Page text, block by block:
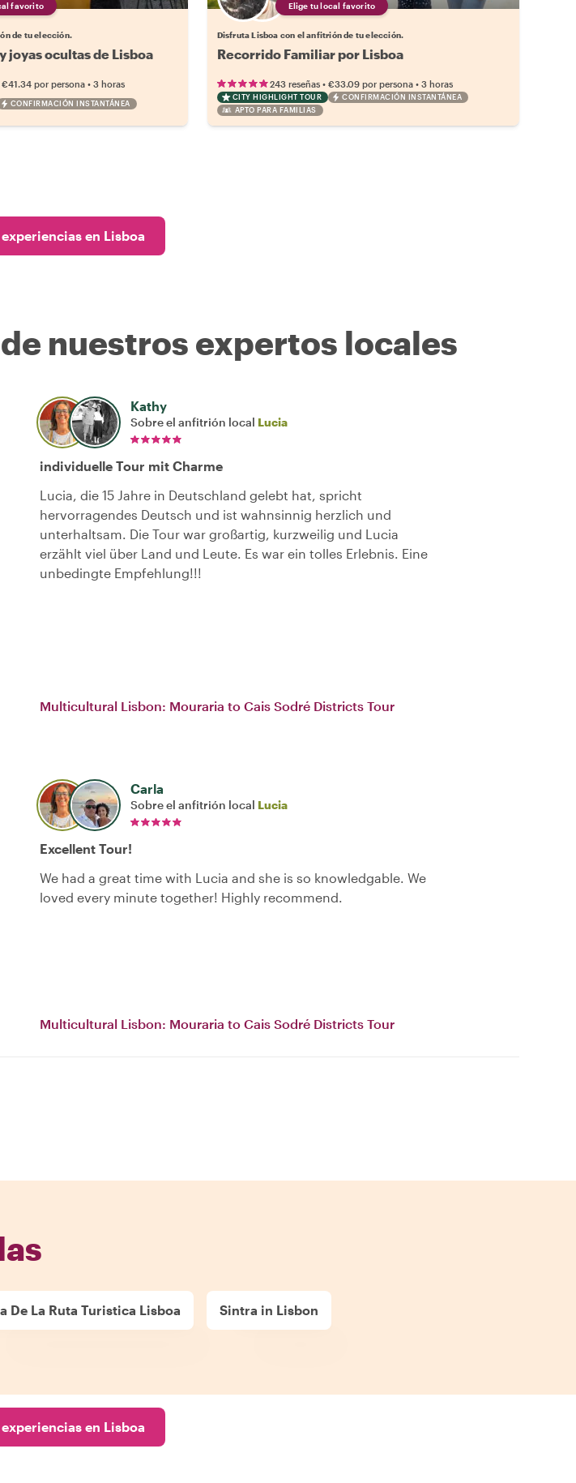
favorito
de tu elección.
joyas ocultas de Lisboa
€41.34 por persona •3 horas
CONFIRMACIÓN INSTANTÁNEA
Elige tu local favorito
Disfruta Lisboa con el anfitrión de tu elección.
Recorrido Familiar por Lisboa
243 reseñas• €33.09 por persona• 3 horas
CITY HIGHLIGHT TOUR
CONFIRMACIÓN INSTANTÁNEA
APTO PARA FAMILIAS
en Lisboa
nuestros expertos locales
Kathy
Sobre el anfitrión local Lucia
individuelle Tour mit Charme
Lucia, die 15 Jahre in Deutschland gelebt hat, spricht
hervorragendes Deutsch und ist wahnsinnig herzlich und
unterhaltsam. Die Tour war großartig, kurzweilig und Lucia
erzählt viel über Land und Leute. Es war ein tolles Erlebnis. Eine
unbedingte Empfehlung!!!
Multicultural Lisbon: Mouraria to Cais Sodré Districts Tour
Carla
Sobre el anfitrión local Lucia
Excellent Tour!
We had a great time with Lucia and she is so knowledgable. We
loved every minute together! Highly recommend.
Multicultural Lisbon: Mouraria to Cais Sodré Districts Tour
De La Ruta Turistica Lisboa Sintra in Lisbon
en Lisboa